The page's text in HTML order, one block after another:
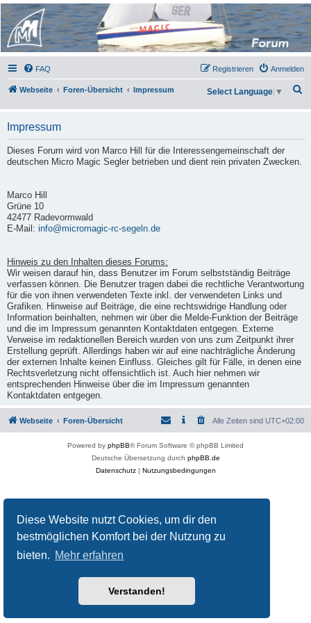
Diese Website nutzt Cookies, um dir den
bestmöglichen Komfort bei der Nutzung zu
bieten. Mehr erfahren
Verstanden!
Micro Magic Forum
Deutschland
FAQ Anmelden
Registrieren
Webseite Foren-Übersicht Impressum
h
Select Language ▼
Impressum
Dieses Forum wird von Marco Hill für die Interessengemeinschaft der
deutschen Micro Magic Segler betrieben und dient rein privaten Zwecken.
Marco Hill
Grüne 10
42477 Radevormwald
E-Mail: info@micromagic-rc-segeln.de
Hinweis zu den Inhalten dieses Forums:
Wir weisen darauf hin, dass Benutzer im Forum selbstständig Beiträge
verfassen können. Die Benutzer tragen dabei die rechtliche Verantwortung
für die von ihnen verwendeten Texte inkl. der verwendeten Links und
Grafiken. Hinweise auf Beiträge, die eine rechtswidrige Handlung oder
Information beinhalten, nehmen wir über die Melde-Funktion der Beiträge
und die im Impressum genannten Kontaktdaten entgegen. Externe
Verweise im redaktionellen Bereich wurden von uns zum Zeitpunkt ihrer
Erstellung geprüft. Allerdings haben wir auf eine nachträgliche Änderung
der externen Inhalte keinen Einfluss. Gleiches gilt für Fälle, in denen eine
Rechtsverletzung nicht offensichtlich ist. Auch hier nehmen wir
entsprechenden Hinweise über die im Impressum genannten
Kontaktdaten entgegen.
Webseite Foren-Übersicht Alle Zeiten sind UTC+02:00
Powered by phpBB® Forum Software © phpBB Limited
Deutsche Übersetzung durch phpBB.de
Datenschutz| Nutzungsbedingungen